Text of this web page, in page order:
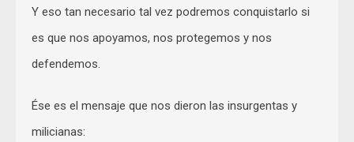
Y eso tan necesario tal vez podremos conquistarlo si
es que nos apoyamos, nos protegemos y nos
defendemos.
Ése es el mensaje que nos dieron las insurgentas y
milicianas: